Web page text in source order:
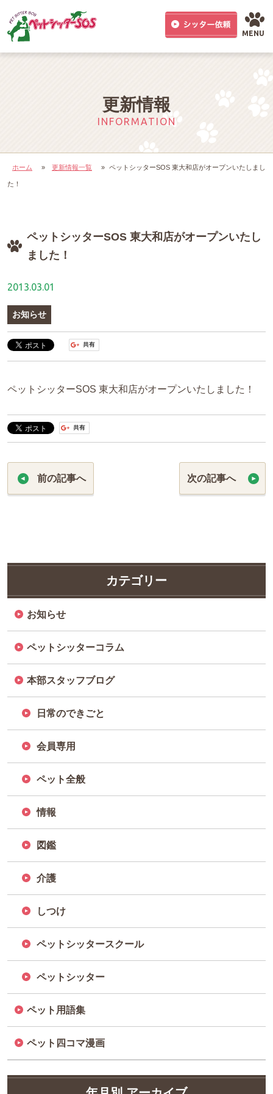
MENU
更新情報
INFORMATION
ホーム » 更新情報一覧 » ペットシッターSOS 東大和店がオープンいたしまし
た！
ペットシッターSOS 東大和店がオープンいたし
ました！
2013.03.01
お知らせ
ペットシッターSOS 東大和店がオープンいたしました！
前の記事へ 次の記事へ
カテゴリー
お知らせ
ペットシッターコラム
本部スタッフブログ
日常のできごと
会員専用
ペット全般
情報
図鑑
介護
しつけ
ペットシッタースクール
ペットシッター
ペット用語集
ペット四コマ漫画